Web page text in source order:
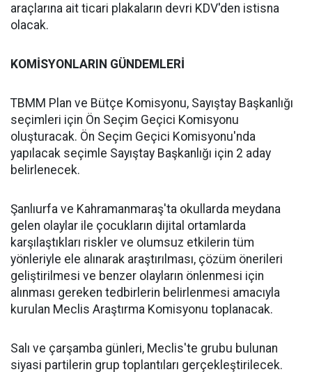
araçlarına ait ticari plakaların devri KDV'den istisna
olacak.
KOMİSYONLARIN GÜNDEMLERİ
TBMM Plan ve Bütçe Komisyonu, Sayıştay Başkanlığı
seçimleri için Ön Seçim Geçici Komisyonu
oluşturacak. Ön Seçim Geçici Komisyonu'nda
yapılacak seçimle Sayıştay Başkanlığı için 2 aday
belirlenecek.
Şanlıurfa ve Kahramanmaraş'ta okullarda meydana
gelen olaylar ile çocukların dijital ortamlarda
karşılaştıkları riskler ve olumsuz etkilerin tüm
yönleriyle ele alınarak araştırılması, çözüm önerileri
geliştirilmesi ve benzer olayların önlenmesi için
alınması gereken tedbirlerin belirlenmesi amacıyla
kurulan Meclis Araştırma Komisyonu toplanacak.
Salı ve çarşamba günleri, Meclis'te grubu bulunan
siyasi partilerin grup toplantıları gerçekleştirilecek.